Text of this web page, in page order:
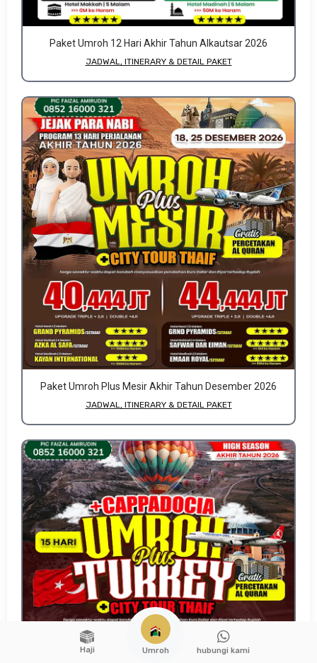
Paket Umroh 12 Hari Akhir Tahun Alkautsar 2026
JADWAL, ITINERARY & DETAIL PAKET
Paket Umroh Plus Mesir Akhir Tahun Desember 2026
JADWAL, ITINERARY & DETAIL PAKET
Haji Umroh hubungi kami